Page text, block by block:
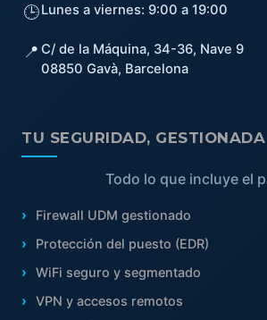
🕒Lunes a viernes: 9:00 a 19:00
📍 C/ de la Máquina, 34-36, Nave 9
08850 Gavà, Barcelona
TU SEGURIDAD, GESTIONADA
Todo lo que incluye el
Firewall UDM gestionado
Protección del puesto (EDR)
WiFi seguro y segmentado
VPN y accesos remotos